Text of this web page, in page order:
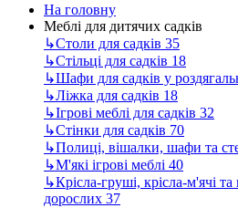
На головну
Меблі для дитячих садків
↳Столи для садків 35
↳Стільці для садків 18
↳Шафи для садків у
↳Ліжка для садків 18
↳Ігрові меблі для садків 32
↳Стінки для садків 70
↳Полиці, вішалки, шафи та
↳М'які ігрові меблі 40
↳Крісла-груші, крісла-м'ячі
дорослих 37